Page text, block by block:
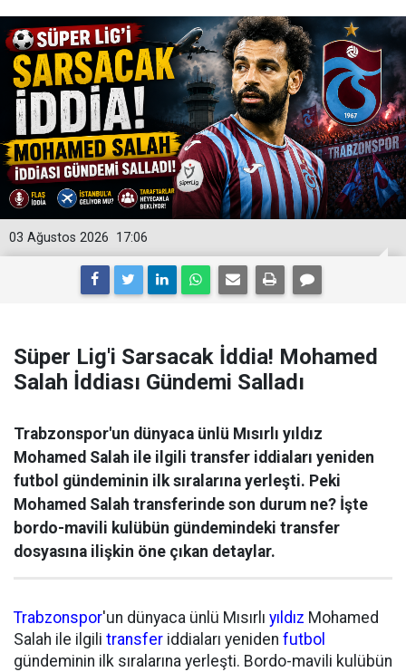
17:06
03 Ağustos 2026
Süper Lig'i Sarsacak İddia! Mohamed
Salah İddiası Gündemi Salladı
Trabzonspor'un dünyaca ünlü Mısırlı yıldız
Mohamed Salah ile ilgili transfer iddiaları yeniden
futbol gündeminin ilk sıralarına yerleşti. Peki
Mohamed Salah transferinde son durum ne? İşte
bordo-mavili kulübün gündemindeki transfer
dosyasına ilişkin öne çıkan detaylar.
Trabzonspor'un dünyaca ünlü Mısırlı yıldız Mohamed
Salah ile ilgili transfer iddiaları yeniden futbol
gündeminin ilk sıralarına yerleşti. Bordo-mavili kulübün